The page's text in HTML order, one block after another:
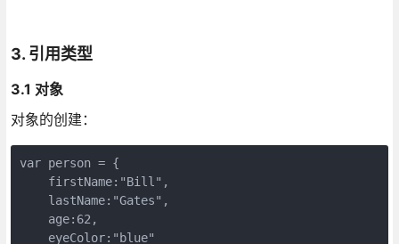
3. 引用类型
3.1 对象
对象的创建：
var person = {
    firstName:"Bill",
    lastName:"Gates",
    age:62,
    eyeColor:"blue"